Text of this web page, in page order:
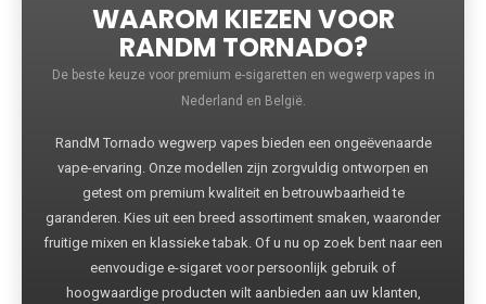
WAAROM KIEZEN VOOR
RANDM TORNADO?
De beste keuze voor premium e-sigaretten en wegwerp vapes in
Nederland en België.
RandM Tornado wegwerp vapes bieden een ongeëvenaarde
vape-ervaring. Onze modellen zijn zorgvuldig ontworpen en
getest om premium kwaliteit en betrouwbaarheid te
garanderen. Kies uit een breed assortiment smaken, waaronder
fruitige mixen en klassieke tabak. Of u nu op zoek bent naar een
eenvoudige e-sigaret voor persoonlijk gebruik of
hoogwaardige producten wilt aanbieden aan uw klanten,